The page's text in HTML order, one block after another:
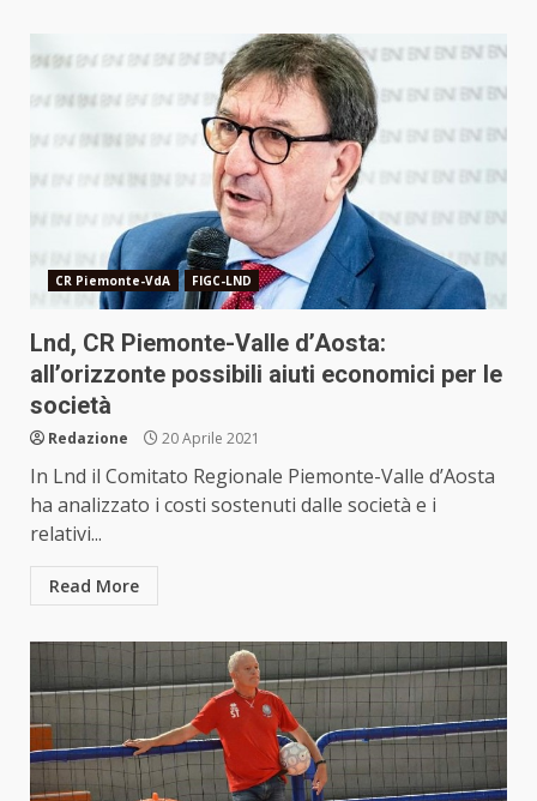
CR Piemonte-VdA FIGC-LND
Lnd, CR Piemonte-Valle d’Aosta:
all’orizzonte possibili aiuti economici per le
società
Redazione 20 Aprile 2021
In Lnd il Comitato Regionale Piemonte-Valle d’Aosta
ha analizzato i costi sostenuti dalle società e i
relativi...
Read More